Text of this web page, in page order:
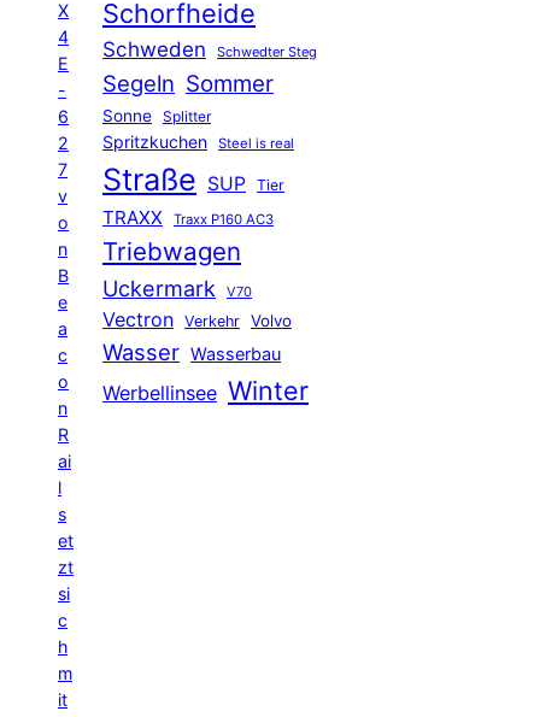
X
4
E
-
6
2
7
v
o
n
B
e
a
c
o
n
R
ai
l
s
et
zt
si
c
h
m
it
Schorfheide
Schweden Schwedter Steg
Segeln Sommer
Sonne Splitter
Spritzkuchen Steel is real
Straße SUP Tier
TRAXX Traxx P160 AC3
Triebwagen
Uckermark V70
Vectron Verkehr Volvo
Wasser Wasserbau
Werbellinsee Winter